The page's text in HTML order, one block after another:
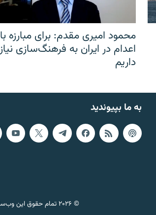
محمود امیری مقدم: برای مبارزه با
اعدام در ایران به فرهنگ‌سازی نیاز
داریم
به ما بپیوندید
© ۲۰۲۶ تمام حقوق این وب‌سایت، بر اساس مقررات کپی‌رایت، برای رادیو فردا محفوظ است.